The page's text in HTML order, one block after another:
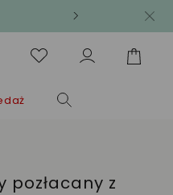
pozłacany z